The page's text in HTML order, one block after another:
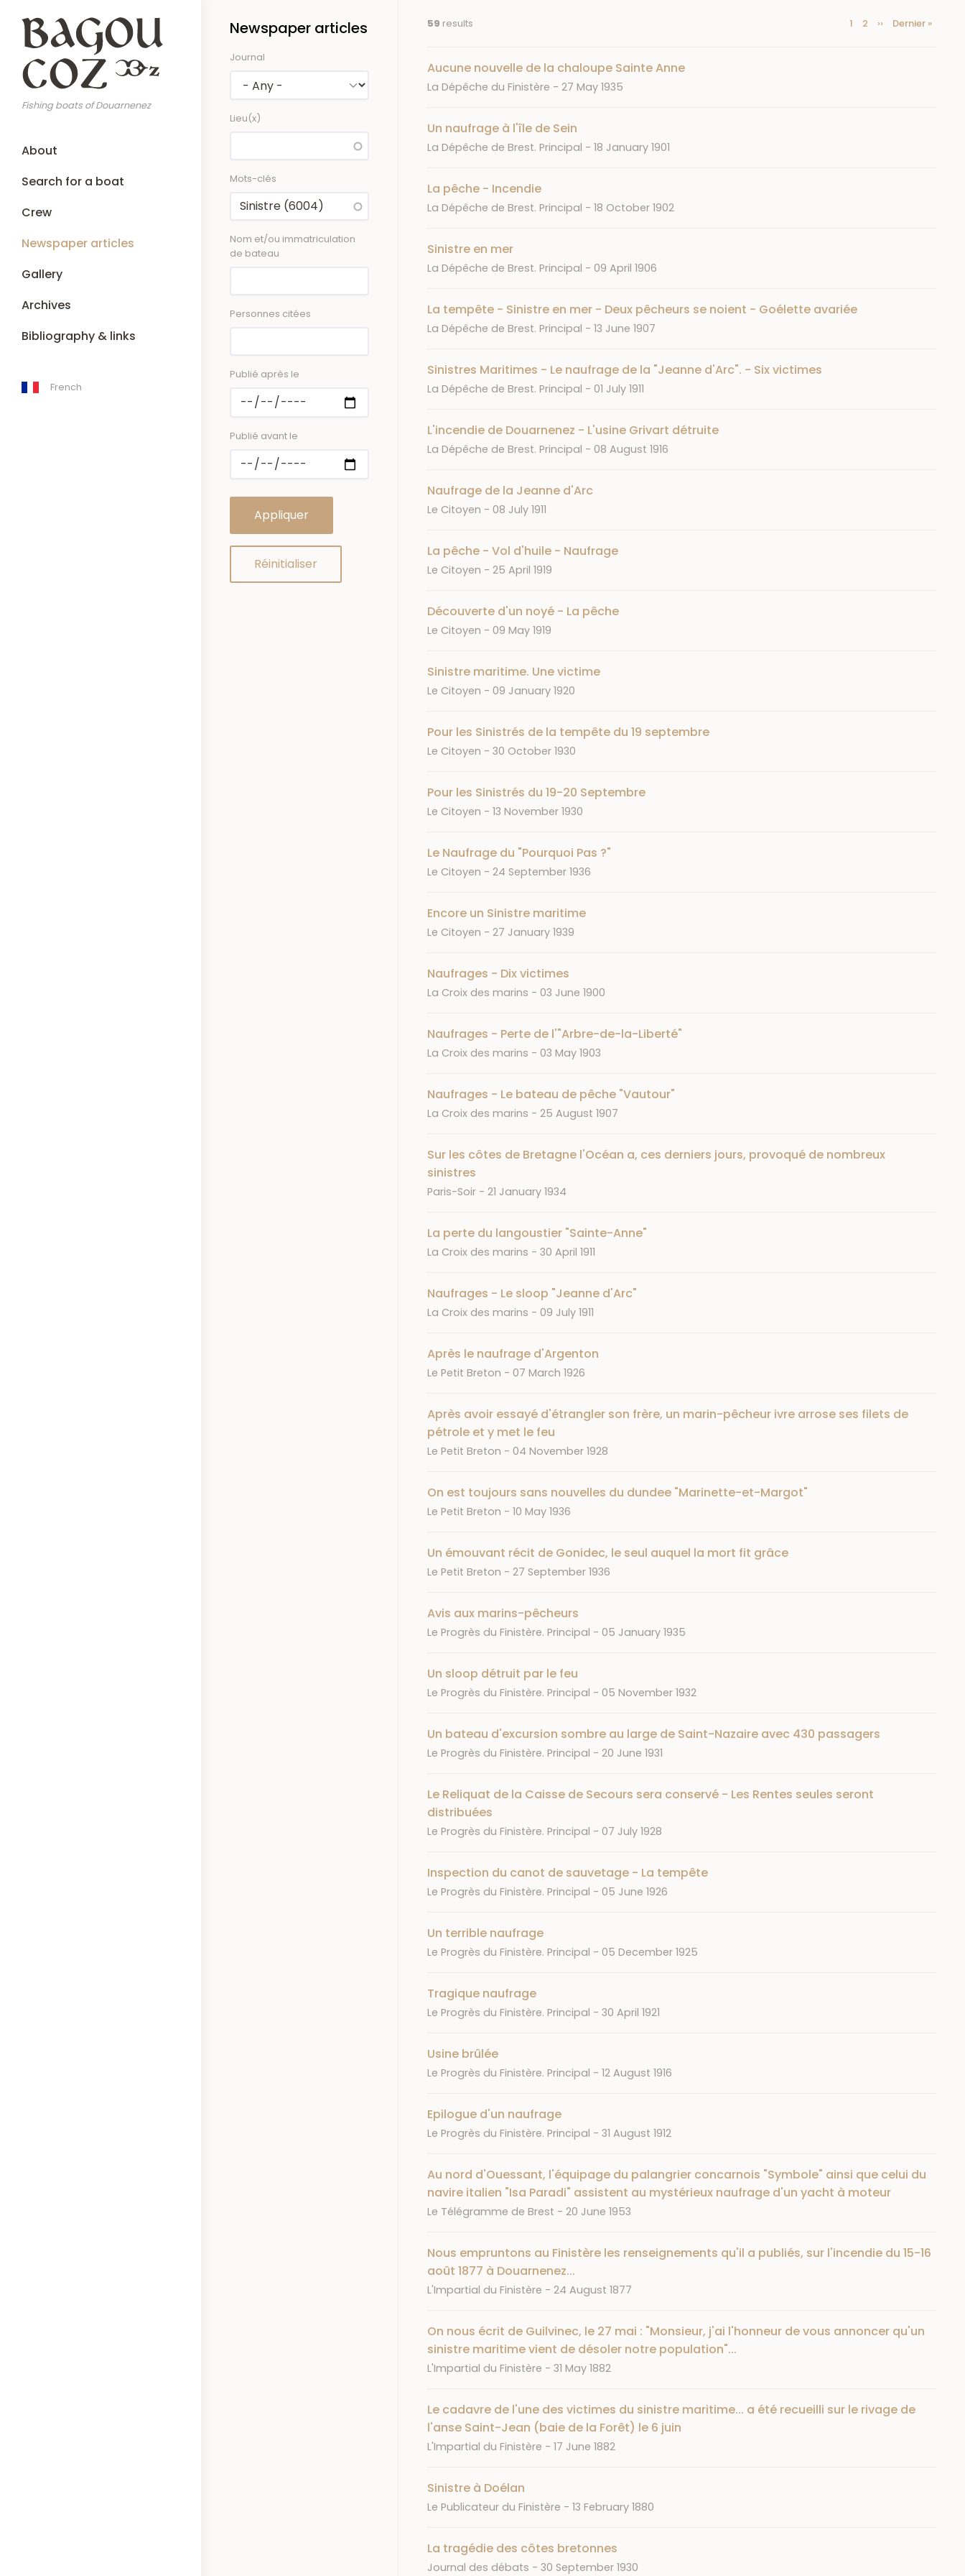
main
content
Fishing boats of Douarnenez
MainAbout
Search for a boat
Crew
Newspaper articles
Gallery
Archives
Bibliography & links
French
Newspaper articles
Journal
Lieu(x)
Mots-clés
Nom et/ou immatriculation
de bateau
Personnes citées
Publié après le
Publié avant le
59 results
Pagination
Current
1 Page
2
Next
››
Last
Dernier »
Aucune nouvelle de la chaloupe Sainte Anne
Journal
La Dépêche du Finistère Date
27 May 1935
Un naufrage à l'île de Sein
Journal
La Dépêche de Brest. Principal Date
18 January 1901
La pêche - Incendie
Journal
La Dépêche de Brest. Principal Date
18 October 1902
Sinistre en mer
Journal
La Dépêche de Brest. Principal Date
09 April 1906
La tempête - Sinistre en mer - Deux pêcheurs se noient - Goélette avariée
Journal
La Dépêche de Brest. Principal Date
13 June 1907
Sinistres Maritimes - Le naufrage de la "Jeanne d'Arc". - Six victimes
Journal
La Dépêche de Brest. Principal Date
01 July 1911
L'incendie de Douarnenez - L'usine Grivart détruite
Journal
La Dépêche de Brest. Principal Date
08 August 1916
Naufrage de la Jeanne d'Arc
Journal
Le Citoyen Date
08 July 1911
La pêche - Vol d'huile - Naufrage
Journal
Le Citoyen Date
25 April 1919
Découverte d'un noyé - La pêche
Journal
Le Citoyen Date
09 May 1919
Sinistre maritime. Une victime
Journal
Le Citoyen Date
09 January 1920
Pour les Sinistrés de la tempête du 19 septembre
Journal
Le Citoyen Date
30 October 1930
Pour les Sinistrés du 19-20 Septembre
Journal
Le Citoyen Date
13 November 1930
Le Naufrage du "Pourquoi Pas ?"
Journal
Le Citoyen Date
24 September 1936
Encore un Sinistre maritime
Journal
Le Citoyen Date
27 January 1939
Naufrages - Dix victimes
Journal
La Croix des marins Date
03 June 1900
Naufrages - Perte de l'"Arbre-de-la-Liberté"
Journal
La Croix des marins Date
03 May 1903
Naufrages - Le bateau de pêche "Vautour"
Journal
La Croix des marins Date
25 August 1907
Sur les côtes de Bretagne l'Océan a, ces derniers jours, provoqué de nombreux
sinistres
Journal
Paris-Soir Date
21 January 1934
La perte du langoustier "Sainte-Anne"
Journal
La Croix des marins Date
30 April 1911
Naufrages - Le sloop "Jeanne d'Arc"
Journal
La Croix des marins Date
09 July 1911
Après le naufrage d'Argenton
Journal
Le Petit Breton Date
07 March 1926
Après avoir essayé d'étrangler son frère, un marin-pêcheur ivre arrose ses filets de
pétrole et y met le feu
Journal
Le Petit Breton Date
04 November 1928
On est toujours sans nouvelles du dundee "Marinette-et-Margot"
Journal
Le Petit Breton Date
10 May 1936
Un émouvant récit de Gonidec, le seul auquel la mort fit grâce
Journal
Le Petit Breton Date
27 September 1936
Avis aux marins-pêcheurs
Journal
Le Progrès du Finistère. Principal Date
05 January 1935
Un sloop détruit par le feu
Journal
Le Progrès du Finistère. Principal Date
05 November 1932
Un bateau d'excursion sombre au large de Saint-Nazaire avec 430 passagers
Journal
Le Progrès du Finistère. Principal Date
20 June 1931
Le Reliquat de la Caisse de Secours sera conservé - Les Rentes seules seront
distribuées
Journal
Le Progrès du Finistère. Principal Date
07 July 1928
Inspection du canot de sauvetage - La tempête
Journal
Le Progrès du Finistère. Principal Date
05 June 1926
Un terrible naufrage
Journal
Le Progrès du Finistère. Principal Date
05 December 1925
Tragique naufrage
Journal
Le Progrès du Finistère. Principal Date
30 April 1921
Usine brûlée
Journal
Le Progrès du Finistère. Principal Date
12 August 1916
Epilogue d'un naufrage
Journal
Le Progrès du Finistère. Principal Date
31 August 1912
Au nord d'Ouessant, l'équipage du palangrier concarnois "Symbole" ainsi que celui du
navire italien "Isa Paradi" assistent au mystérieux naufrage d'un yacht à moteur
Journal
Le Télégramme de Brest Date
20 June 1953
Nous empruntons au Finistère les renseignements qu'il a publiés, sur l'incendie du 15-16
août 1877 à Douarnenez...
Journal
L'Impartial du Finistère Date
24 August 1877
On nous écrit de Guilvinec, le 27 mai : "Monsieur, j'ai l'honneur de vous annoncer qu'un
sinistre maritime vient de désoler notre population"...
Journal
L'Impartial du Finistère Date
31 May 1882
Le cadavre de l'une des victimes du sinistre maritime... a été recueilli sur le rivage de
l'anse Saint-Jean (baie de la Forêt) le 6 juin
Journal
L'Impartial du Finistère Date
17 June 1882
Sinistre à Doélan
Journal
Le Publicateur du Finistère Date
13 February 1880
La tragédie des côtes bretonnes
Journal
Journal des débats Date
30 September 1930